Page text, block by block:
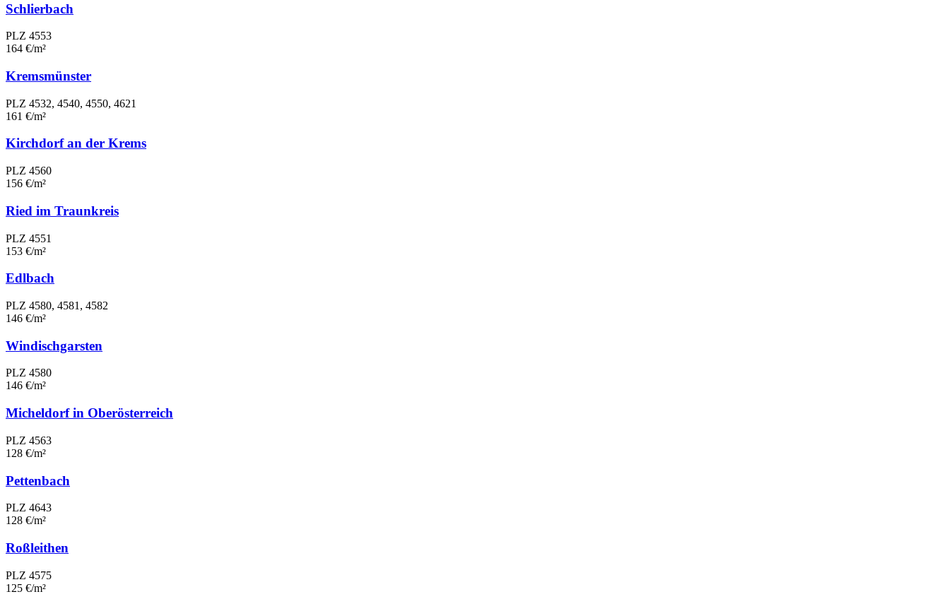
Schlierbach
PLZ 4553
164 €/m²
Kremsmünster
PLZ 4532, 4540, 4550, 4621
161 €/m²
Kirchdorf an der Krems
PLZ 4560
156 €/m²
Ried im Traunkreis
PLZ 4551
153 €/m²
Edlbach
PLZ 4580, 4581, 4582
146 €/m²
Windischgarsten
PLZ 4580
146 €/m²
Micheldorf in Oberösterreich
PLZ 4563
128 €/m²
Pettenbach
PLZ 4643
128 €/m²
Roßleithen
PLZ 4575
125 €/m²